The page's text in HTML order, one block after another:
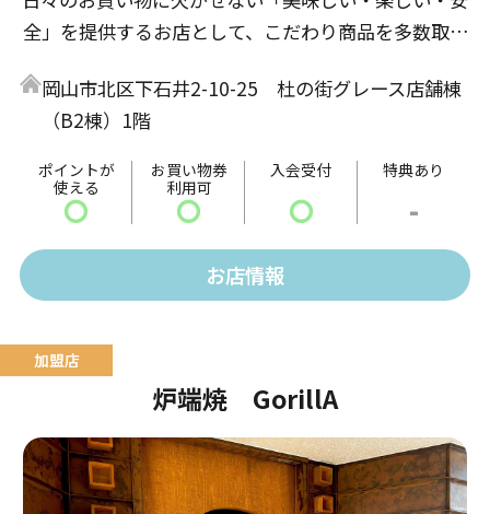
全」を提供するお店として、こだわり商品を多数取り
届く新鮮直送野菜」「岡山県産和牛の販売」「店内で
焼き上げる県内有名洋菓子店さん監修の焼菓子」な
ど、岡山の魅力を中心に、日本中の「美味しい」を提
供し、地域のみなさまに「楽しい」を感じられるお店
を目指しています。
岡山市北区下石井2-10-25 杜の街グレース店舗棟
（B2棟）1階
ポイントが
使える
〇
お買い物券
利用可
〇
入会受付
〇
特典あり
-
お店情報
炉端焼 GorillA